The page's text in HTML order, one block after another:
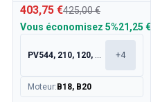
403,75 €425,00 €
Vous économisez 5%21,25 €
PV544, 210, 120, 130 +4
Moteur: B18, B20